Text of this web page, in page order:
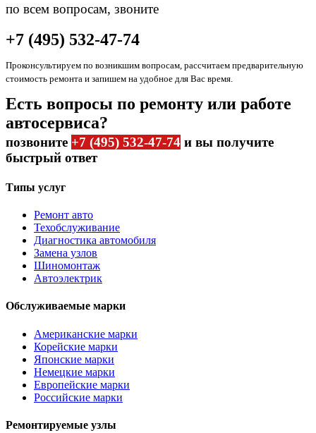
по всем вопросам, звоните
+7 (495) 532-47-74
Проконсультируем по возникшим вопросам, рассчитаем предварительную
стоимость ремонта и запишем на удобное для Вас время.
Есть вопросы по ремонту или работе
автосервиса?
позвоните +7 (495) 532-47-74 и вы получите
быстрый ответ
Типы услуг
Ремонт авто
Техобслуживание
Диагностика автомобиля
Замена узлов
Шиномонтаж
Автоэлектрик
Обслуживаемые марки
Американские марки
Корейские марки
Японские марки
Немецкие марки
Европейские марки
Российские марки
Ремонтируемые узлы